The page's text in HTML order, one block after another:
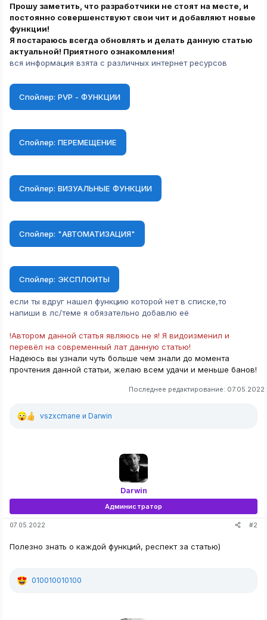
Прошу заметить, что разработчики не стоят на месте, и
постоянно совершенствуют свои чит и добавляют новые
функции!
Я постараюсь всегда обновлять и делать данную статью
актуальной! Приятного ознакомления!
вся информация взята с различных интернет ресурсов
Спойлер: PVP - ФУНКЦИИ
Спойлер: ПЕРЕМЕЩЕНИЕ
Спойлер: ВИЗУАЛЬНЫЕ ФУНКЦИИ
Спойлер: "АВТОМАТИЗАЦИЯ"
Спойлер: ЭКСПЛОИТЫ
если ты вдруг нашел функцию которой нет в списке,то
напиши в лс/теме я обязательно добавлю её
!Автором данной статья являюсь не я! Я видоизменил и
перевёл на современный лат данную статью!
Надеюсь вы узнали чуть больше чем знали до момента
прочтения данной статьи, желаю всем удачи и меньше банов!
Последнее редактирование: 07.05.2022
Р
vszxcmane и Darwin
Darwin
Администратор
07.05.2022 #2
Полезно знать о каждой функций, респект за статью)
Р
010010010100